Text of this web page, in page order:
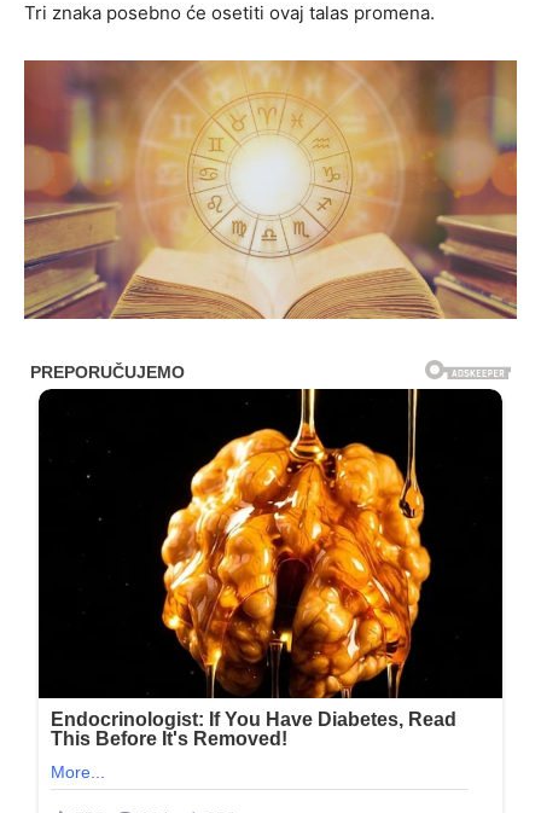
Tri znaka posebno će osetiti ovaj talas promena.